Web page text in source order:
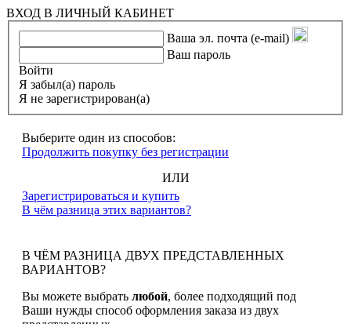
ВХОД В ЛИЧНЫЙ КАБИНЕТ
Ваша эл. почта (e-mail)
Ваш пароль
Войти
Я забыл(а) пароль
Я не зарегистрирован(а)
Выберите один из способов:
Продолжить покупку без регистрации
ИЛИ
Зарегистрироваться и купить
В чём разница этих вариантов?
В ЧЁМ РАЗНИЦА ДВУХ ПРЕДСТАВЛЕННЫХ
ВАРИАНТОВ?
Вы можете выбрать любой, более подходящий под
Ваши нужды способ оформления заказа из двух